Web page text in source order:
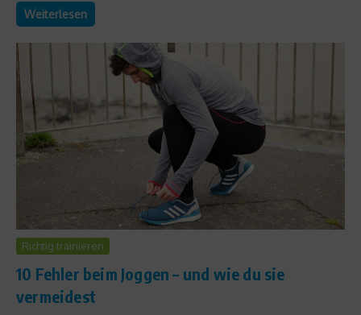
Weiterlesen
Richtig trainieren
10 Fehler beim Joggen – und wie du sie
vermeidest